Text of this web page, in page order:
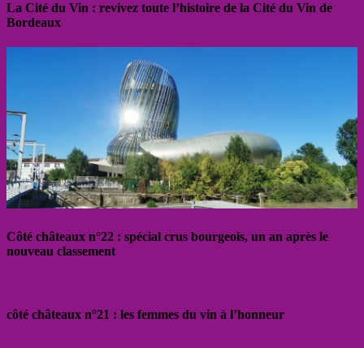
La Cité du Vin : revivez toute l’histoire de la Cité du Vin de
Bordeaux
Côté châteaux n°22 : spécial crus bourgeois, un an après le
nouveau classement
côté châteaux n°21 : les femmes du vin à l’honneur